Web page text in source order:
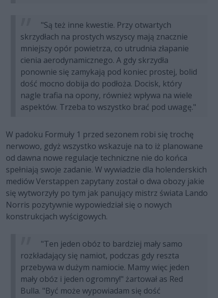
"Są też inne kwestie. Przy otwartych
skrzydłach na prostych wszyscy mają znacznie
mniejszy opór powietrza, co utrudnia złapanie
cienia aerodynamicznego. A gdy skrzydła
ponownie się zamykają pod koniec prostej, bolid
dość mocno dobija do podłoża. Docisk, który
nagle trafia na opony, również wpływa na wiele
aspektów. Trzeba to wszystko brać pod uwagę."
W padoku Formuły 1 przed sezonem robi się trochę
nerwowo, gdyż wszystko wskazuje na to iż planowane
od dawna nowe regulacje techniczne nie do końca
spełniają swoje zadanie. W wywiadzie dla holenderskich
mediów Verstappen zapytany został o dwa obozy jakie
się wytworzyły po tym jak panujący mistrz świata Lando
Norris pozytywnie wypowiedział się o nowych
konstrukcjach wyścigowych.
"Ten jeden obóz to bardziej mały samo
rozkładający się namiot, podczas gdy reszta
przebywa w dużym namiocie. Mamy więc jeden
mały obóz i jeden ogromny!" żartował as Red
Bulla. "Być może wypowiadam się dość